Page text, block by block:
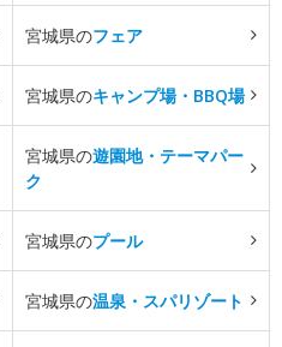
宮城県のフェア
宮城県のキャンプ場・BBQ場
宮城県の遊園地・テーマパー
ク
宮城県のプール
宮城県の温泉・スパリゾート